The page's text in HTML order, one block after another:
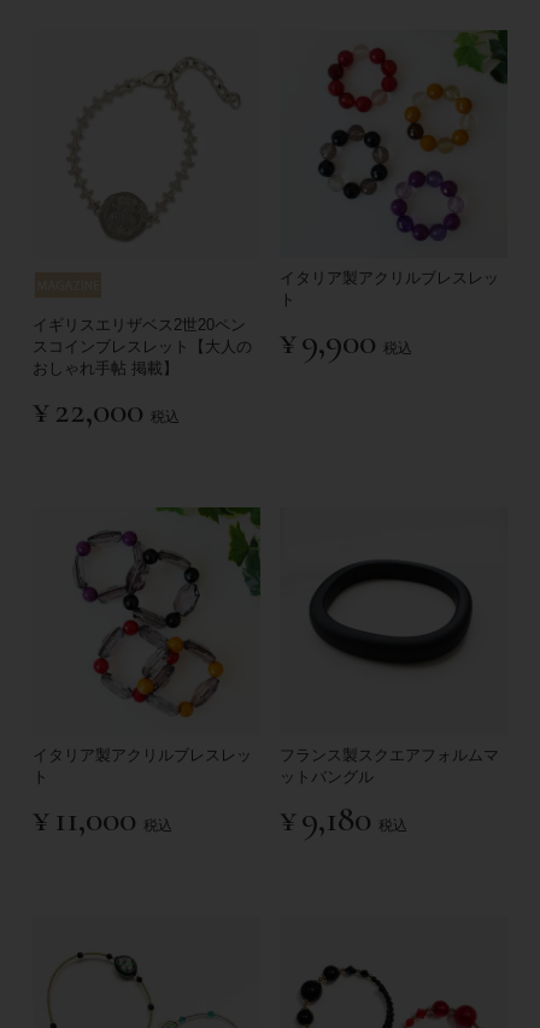
イギリスエリザベス2世20ペン
スコインブレスレット【大人の
おしゃれ手帖 掲載】
¥22,000 税込
イタリア製アクリルブレスレッ
ト
¥9,900 税込
イタリア製アクリルブレスレッ
ト
¥ 11,000 税込
フランス製スクエアフォルムマ
ットバングル
¥9,180 税込